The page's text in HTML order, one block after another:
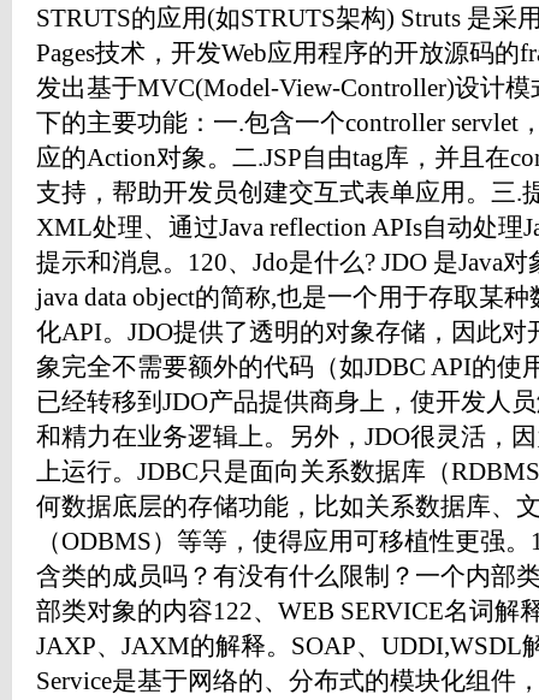
STRUTS的应用(如STRUTS架构) Struts 是采用
Pages技术，开发Web应用程序的开放源码的
发出基于MVC(Model-View-Controller)设计
下的主要功能：一.包含一个controller servlet
应的Action对象。二.JSP自由tag库，并且在
支持，帮助开发员创建交互式表单应用。三.
XML处理、通过Java reflection APIs自动处理
提示和消息。120、Jdo是什么? JDO 是Java
java data object的简称,也是一个用于存取某
化API。JDO提供了透明的对象存储，因此
象完全不需要额外的代码（如JDBC API的使
已经转移到JDO产品提供商身上，使开发人
和精力在业务逻辑上。另外，JDO很灵活，
上运行。JDBC只是面向关系数据库（
何数据底层的存储功能，比如关系数据库、
（ODBMS）等等，使得应用可移植性更强
含类的成员吗？有没有什么限制？一个内部
部类对象的内容122、WEB SERVICE名词解
JAXP、JAXM的解释。SOAP、UDDI,WSDL
Service是基于网络的、分布式的模块化组件